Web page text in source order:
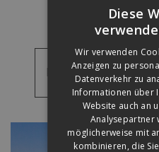
Referenzbilder
Videos
Diese
Wir verwenden
Anzeigen zu
Datenverkehr zu
Informationen über
Website auch an
Analysepartner
möglicherweise mit
kombinieren, die